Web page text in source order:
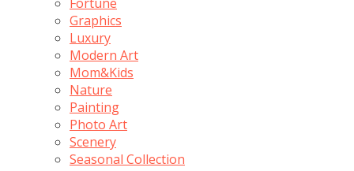
Graphics
Luxury
Modern Art
Mom&Kids
Nature
Painting
Photo Art
Scenery
Seasonal Collection